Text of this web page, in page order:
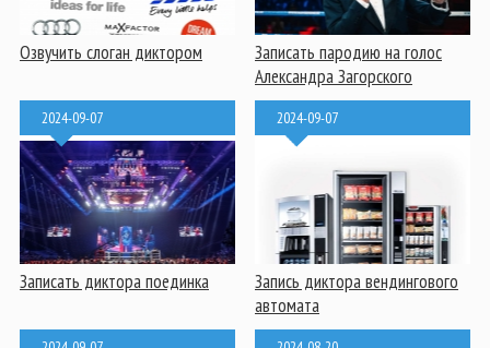
Озвучить слоган диктором
Записать пародию на голос
Александра Загорского
2024-09-07
Записать диктора поединка
2024-09-07
Запись диктора вендингового
автомата